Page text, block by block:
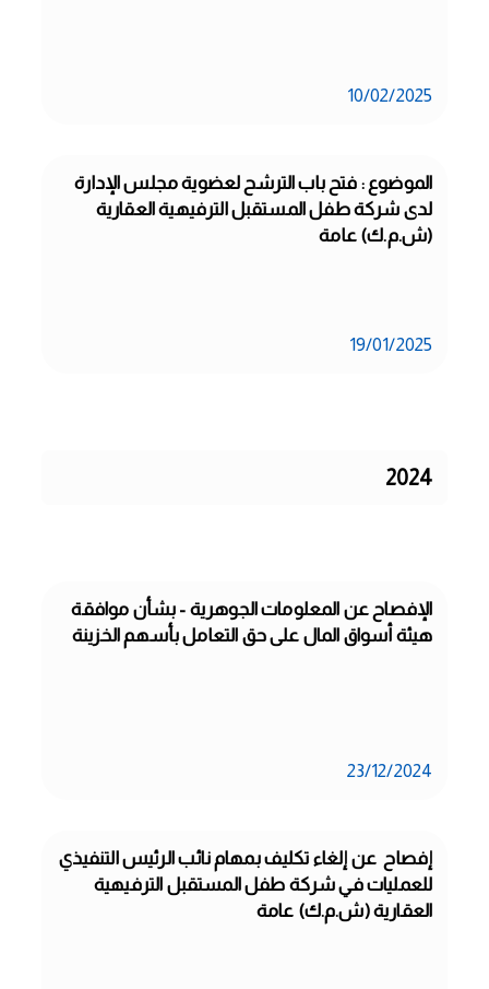
10/02/2025
الموضوع : فتح باب الترشح لعضوية مجلس الإدارة
(ش.م.ك) عامة
19/01/2025
2024
الإفصاح عن المعلومات الجوهرية - بشأن موافقة
هيئة أسواق المال على حق التعامل بأسهم الخزينة
23/12/2024
العقارية (ش.م.ك) عامة